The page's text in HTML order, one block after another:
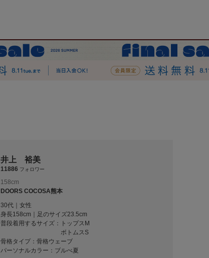
井上 裕美
11886 フォロワー
158cm
DOORS COCOSA熊本
30代｜女性
身長158cm｜足のサイズ23.5cm
普段着用するサイズ：
トップスM
ボトムスS
骨格タイプ：骨格ウェーブ
パーソナルカラー：ブルべ夏